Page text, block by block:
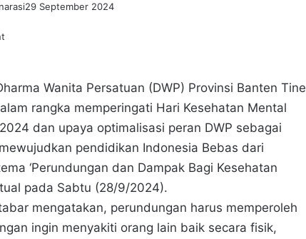
29 September 2024
Wanita Persatuan (DWP) Provinsi Banten Tine
rangka memperingati Hari Kesehatan Mental
dan upaya optimalisasi peran DWP sebagai
pendidikan Indonesia Bebas dari
‘Perundungan dan Dampak Bagi Kesehatan
pada Sabtu (28/9/2024).
mengatakan, perundungan harus memperoleh
ingin menyakiti orang lain baik secara fisik,